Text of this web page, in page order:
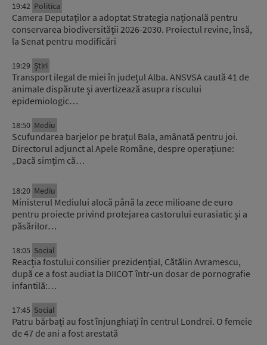
19:42 Politica
Camera Deputaților a adoptat Strategia națională pentru
conservarea biodiversității 2026-2030. Proiectul revine, însă,
la Senat pentru modificări
19:29 Știri
Transport ilegal de miei în județul Alba. ANSVSA caută 41 de
animale dispărute și avertizează asupra riscului
epidemiologic…
18:50 Mediu
Scufundarea barjelor pe brațul Bala, amânată pentru joi.
Directorul adjunct al Apele Române, despre operațiune:
„Dacă simțim că…
18:20 Mediu
Ministerul Mediului alocă până la zece milioane de euro
pentru proiecte privind protejarea castorului eurasiatic și a
păsărilor…
18:05 Social
Reacția fostului consilier prezidențial, Cătălin Avramescu,
după ce a fost audiat la DIICOT într-un dosar de pornografie
infantilă:…
17:45 Social
Patru bărbați au fost înjunghiați în centrul Londrei. O femeie
de 47 de ani a fost arestată